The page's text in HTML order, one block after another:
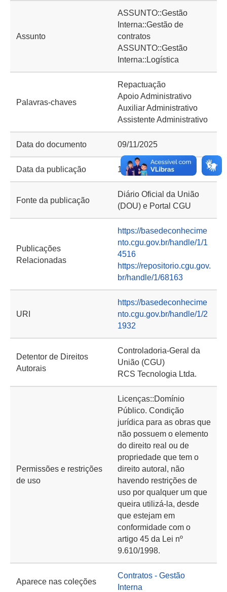
Assunto
ASSUNTO::Gestão
Interna::Gestão de
contratos
ASSUNTO::Gestão
Interna::Logística
Palavras-chaves
Repactuação
Apoio Administrativo
Auxiliar Administrativo
Assistente Administrativo
Data do documento 09/11/2025
Data da publicação 11/11/2025
Fonte da publicação
Diário Oficial da União
(DOU) e Portal CGU
Publicações
Relacionadas
https://basedeconhecime
nto.cgu.gov.br/handle/1/1
4516
https://repositorio.cgu.gov.
br/handle/1/68163
URI
https://basedeconhecime
nto.cgu.gov.br/handle/1/2
1932
Detentor de Direitos
Autorais
Controladoria-Geral da
União (CGU)
RCS Tecnologia Ltda.
Permissões e restrições
de uso
Licenças::Domínio
Público. Condição
jurídica para as obras que
não possuem o elemento
do direito real ou de
propriedade que tem o
direito autoral, não
havendo restrições de
uso por qualquer um que
queira utilizá-la, desde
que estejam em
conformidade com o
artigo 45 da Lei nº
9.610/1998.
Aparece nas coleções
Contratos - Gestão
Interna